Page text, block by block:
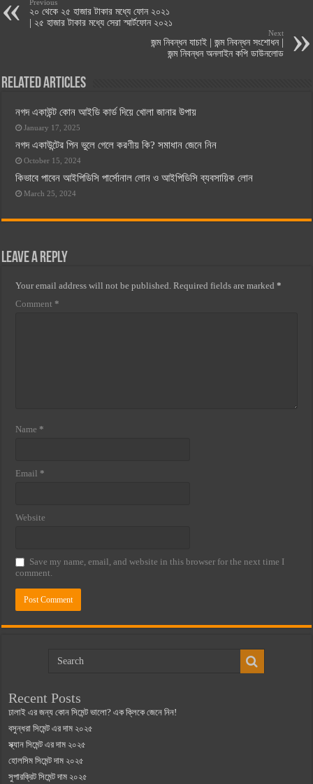
Previous
২০ থেকে ২৫ হাজার টাকার মধ্যে ফোন ২০২১
| ২৫ হাজার টাকার মধ্যে সেরা স্মার্টফোন ২০২১
Next
জন্ম নিবন্ধন যাচাই | জন্ম নিবন্ধন সংশোধন |
জন্ম নিবন্ধন অনলাইন কপি ডাউনলোড
Related Articles
নগদ একাউন্ট কোন আইডি কার্ড দিয়ে খোলা জানার উপায়
January 17, 2025
নগদ একাউন্টের পিন ভুলে গেলে করণীয় কি? সমাধান জেনে নিন
October 15, 2024
কিভাবে পাবেন আইপিডিসি পার্সোনাল লোন ও আইপিডিসি ব্যবসায়িক লোন
March 25, 2024
Leave a Reply
Your email address will not be published. Required fields are marked*
Comment *
Name *
Email *
Website
Save my name, email, and website in this browser for the next time I
comment.
Recent Posts
ঢালাই এর জন্য কোন সিমেন্ট ভালো? এক ক্লিকে জেনে নিন!
বসুন্ধরা সিমেন্ট এর দাম ২০২৫
স্ক্যান সিমেন্ট এর দাম ২০২৫
হোলসিম সিমেন্ট দাম ২০২৫
সুপারক্রিট সিমেন্ট দাম ২০২৫